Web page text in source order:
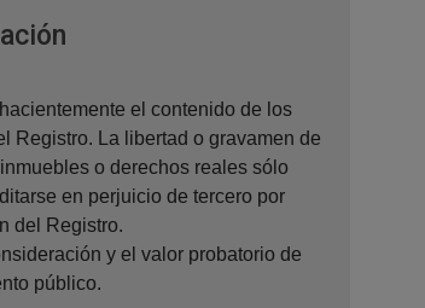
el contenido de los
Registro. La libertad o gravamen de
o derechos reales sólo
en perjuicio de tercero por
del Registro.
y el valor probatorio de
público.